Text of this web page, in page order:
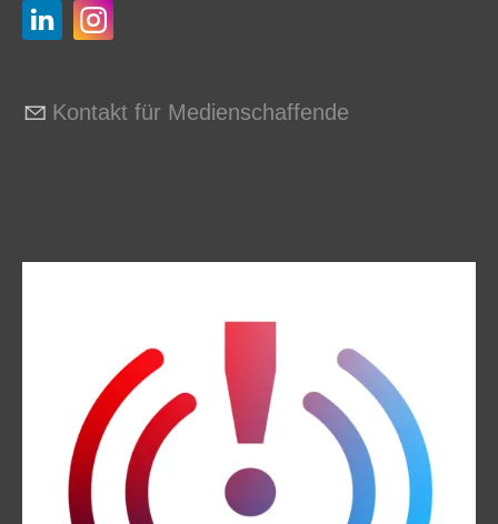
Kontakt für Medienschaffende